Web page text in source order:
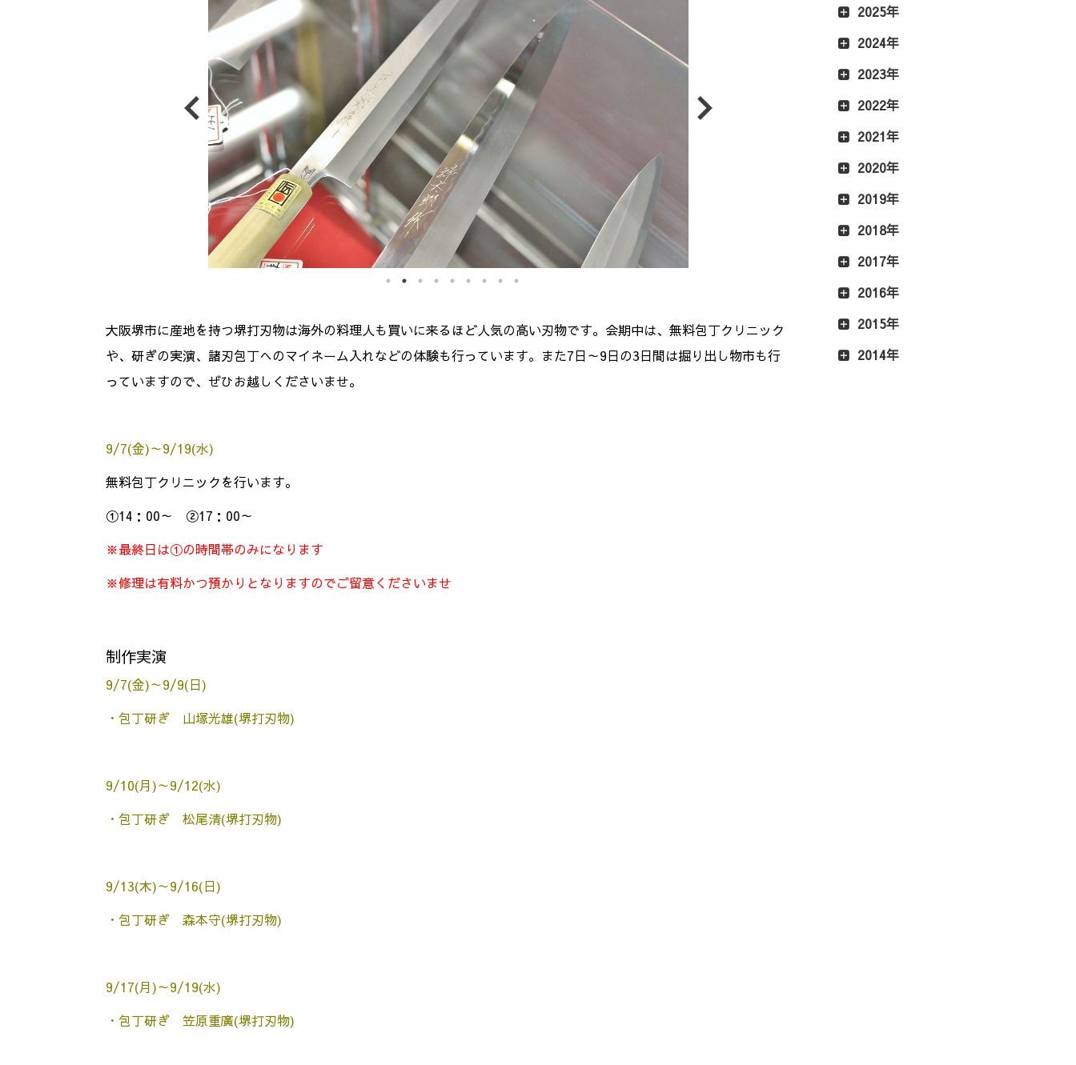
大阪堺市に産地を持つ堺打刃物は海外の料理人も買いに来るほど人気の高い刃物です。会期中は、無料包丁クリニック
や、研ぎの実演、諸刃包丁へのマイネーム入れなどの体験も行っています。また7日～9日の3日間は掘り出し物市も行
っていますので、ぜひお越しくださいませ。
9/7(金)～9/19(水)
無料包丁クリニックを行います。
①14：00～ ②17：00～
※最終日は①の時間帯のみになります
※修理は有料かつ預かりとなりますのでご留意くださいませ
制作実演
9/7(金)～9/9(日)
・包丁研ぎ 山塚光雄(堺打刃物)
9/10(月)～9/12(水)
・包丁研ぎ 松尾清(堺打刃物)
9/13(木)～9/16(日)
・包丁研ぎ 森本守(堺打刃物)
9/17(月)～9/19(水)
・包丁研ぎ 笠原重廣(堺打刃物)
2025年
2024年
2023年
2022年
2021年
2020年
2019年
2018年
2017年
2016年
2015年
2014年